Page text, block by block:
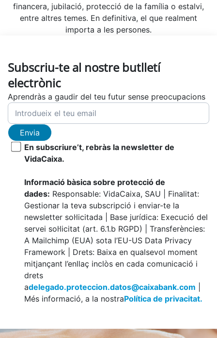
financera, jubilació, protecció de la família o estalvi,
entre altres temes. En definitiva, el que realment
importa a les persones.
Subscriu-te al nostre butlletí
electrònic
Aprendràs a gaudir del teu futur sense preocupacions
Envia
En subscriure’t, rebràs la newsletter de
VidaCaixa.
Informació bàsica sobre protecció de
dades: Responsable: VidaCaixa, SAU | Finalitat:
Gestionar la teva subscripció i enviar-te la
newsletter sol·licitada | Base jurídica: Execució del
servei sol·licitat (art. 6.1.b RGPD) | Transferències:
A Mailchimp (EUA) sota l’EU-US Data Privacy
Framework | Drets: Baixa en qualsevol moment
mitjançant l’enllaç inclòs en cada comunicació i
drets
adelegado.proteccion.datos@caixabank.com
Més informació, a la nostraPolítica de privacitat.